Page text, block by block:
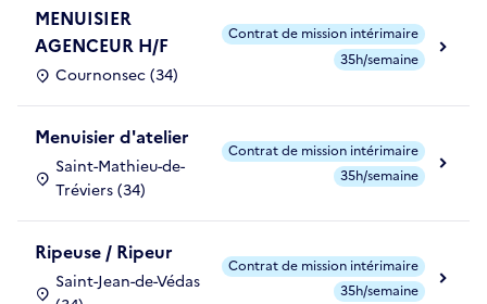
MENUISIER
AGENCEUR H/F
Cournonsec (34)
Contrat de mission intérimaire
35h/semaine
Menuisier d'atelier
Saint-Mathieu-de-
Tréviers (34)
Contrat de mission intérimaire
35h/semaine
Ripeuse / Ripeur
Saint-Jean-de-Védas
Contrat de mission intérimaire
35h/semaine